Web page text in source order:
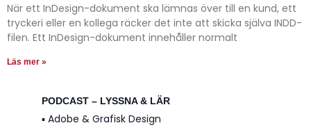
PODCAST – LYSSNA & LÄR
▪️ Adobe & Grafisk Design
När ett InDesign-dokument ska lämnas över till en kund, ett
tryckeri eller en kollega räcker det inte att skicka själva INDD-
filen. Ett InDesign-dokument innehåller normalt
Läs mer »